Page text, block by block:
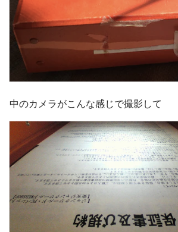
中のカメラがこんな感じで撮影して